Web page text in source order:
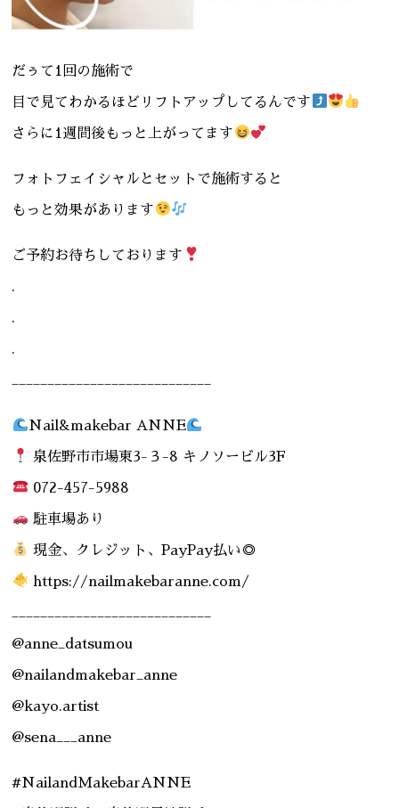
だぅて1回の施術で
目で見てわかるほどリフトアップしてるんです
さらに1週間後もっと上がってます
フォトフェイシャルとセットで施術すると
もっと効果があります
ご予約お待ちしております
.
.
.
Nail&makebar ANNE
泉佐野市市場東3-３-8 キノソービル3F
072-457-5988
駐車場あり
現金、クレジット、PayPay払い◎
https://nailmakebaranne.com/
@anne_datsumou
@nailandmakebar_anne
@kayo.artist
@sena___anne
#NailandMakebarANNE